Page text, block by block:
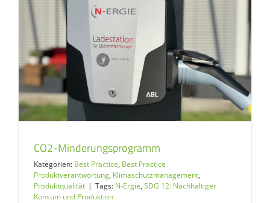
CO2-Minderungsprogramm
Kategorien: Best Practice, Best Practice
Produktverantwortung, Klimaschutzmanagement,
Produktqualität | Tags: N-Ergie, SDG 12: Nachhaltiger
Konsum und Produktion